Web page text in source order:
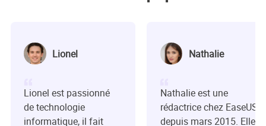
Lionel
Lionel est passionné
de technologie
informatique, il fait
Nathalie
Nathalie est une
rédactrice chez EaseUS
depuis mars 2015. Elle